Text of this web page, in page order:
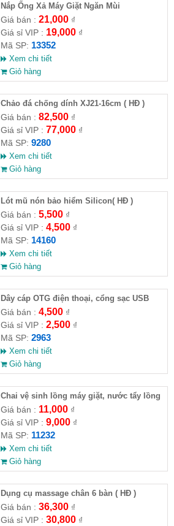
Nắp Ống Xả Máy Giặt Ngăn Mùi
Giá bán : 21,000₫
Giá sỉ VIP : 19,000₫
Mã SP: 13352
Xem chi tiết
Giỏ hàng
Chảo đá chống dính XJ21-16cm ( HĐ )
Giá bán : 82,500₫
Giá sỉ VIP : 77,000₫
Mã SP: 9280
Xem chi tiết
Giỏ hàng
Lót mũ nón bảo hiểm Silicon( HĐ )
Giá bán : 5,500₫
Giá sỉ VIP : 4,500₫
Mã SP: 14160
Xem chi tiết
Giỏ hàng
Dây cáp OTG điện thoại, cổng sạc USB
Giá bán : 4,500₫
Giá sỉ VIP : 2,500₫
Mã SP: 2963
Xem chi tiết
Giỏ hàng
Chai vệ sinh lồng máy giặt, nước tẩy lồng
máy giặt CLEANING FLUID
Giá bán : 11,000₫
Giá sỉ VIP : 9,000₫
Mã SP: 11232
Xem chi tiết
Giỏ hàng
Dụng cụ massage chân 6 bàn ( HĐ )
Giá bán : 36,300₫
Giá sỉ VIP : 30,800₫